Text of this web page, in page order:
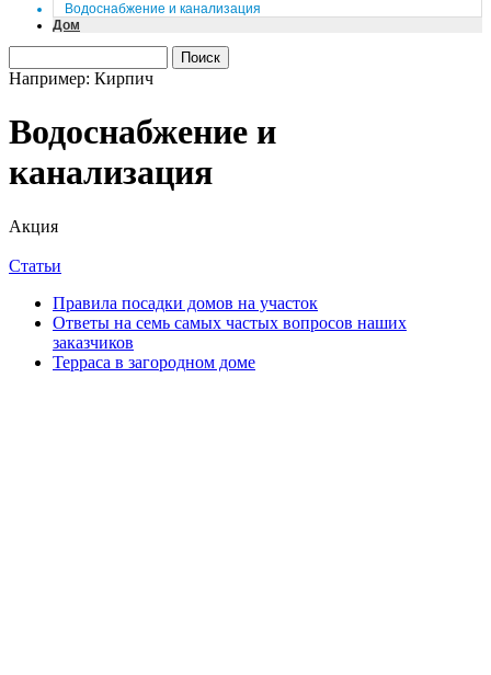
Водоснабжение и канализация
Дом
Например: Кирпич
Водоснабжение и
канализация
Акция
Статьи
Правила посадки домов на участок
Ответы на семь самых частых вопросов наших
заказчиков
Терраса в загородном доме